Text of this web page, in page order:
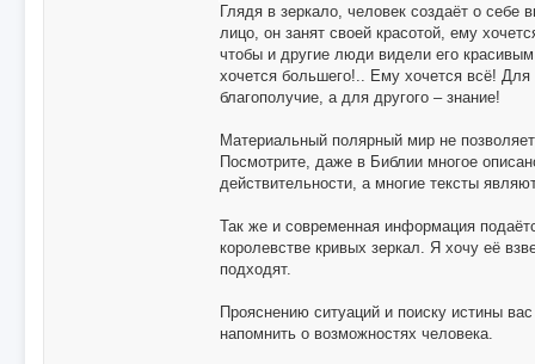
н
и
Глядя в зеркало, человек создаёт о себе
лицо, он занят своей красотой, ему
чтобы и другие люди видели его
хочется большего!.. Ему хочется всё!
благополучие, а для другого – знание!
Материальный полярный мир не
Посмотрите, даже в Библии многое
действительности, а многие тексты
Так же и современная информация
королевстве кривых зеркал. Я хочу её
подходят.
Прояснению ситуаций и поиску истины
напомнить о возможностях человека.